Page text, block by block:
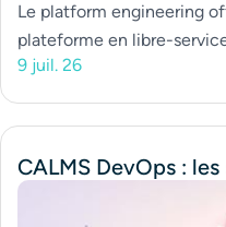
Le platform engineering
plateforme en libre-
9 juil. 26
CALMS DevOps :